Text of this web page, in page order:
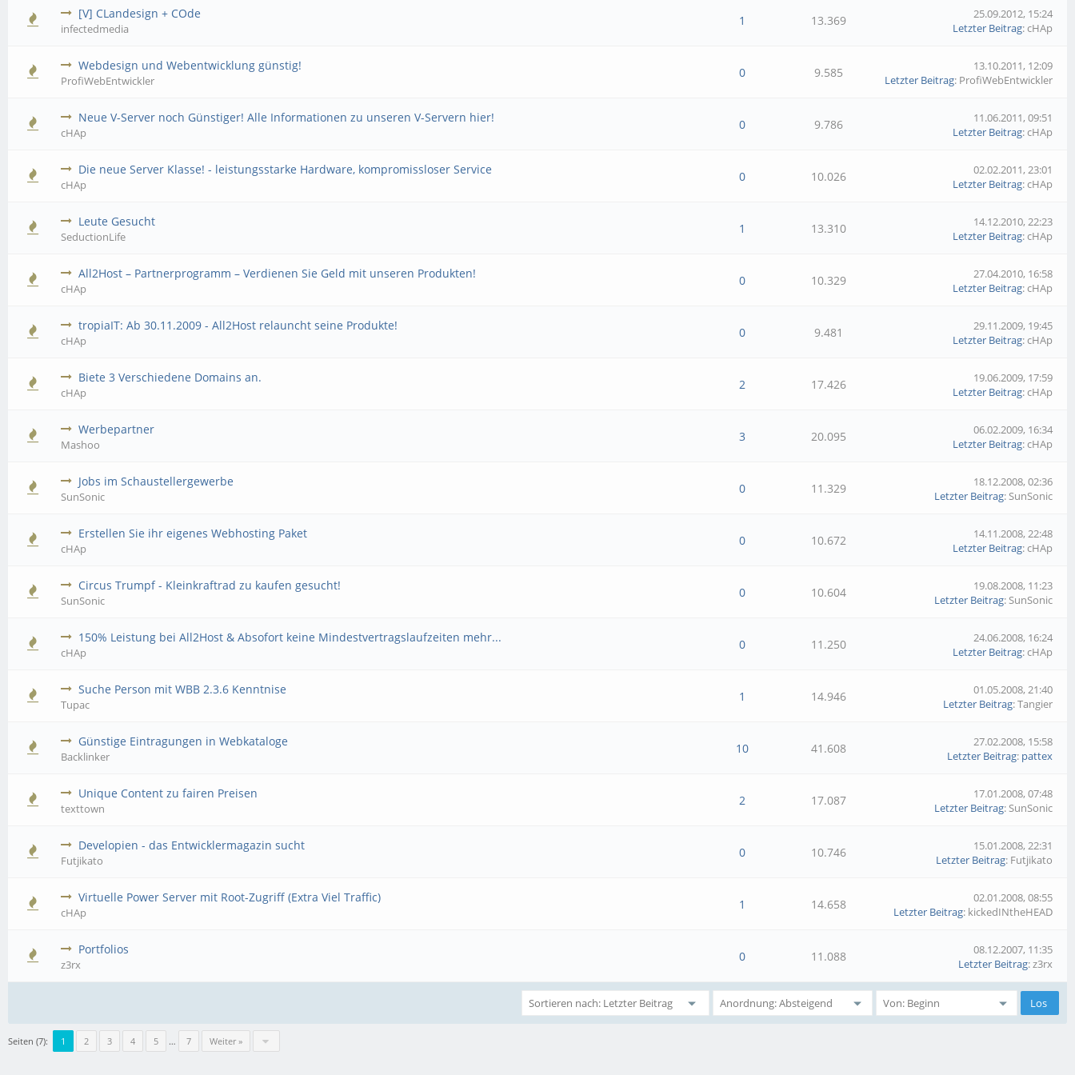
[V] CLandesign + COde
infectedmedia
1 13.369
25.09.2012, 15:24
Letzter Beitrag: cHAp
Webdesign und Webentwicklung günstig!
ProfiWebEntwickler
0 9.585
13.10.2011, 12:09
Letzter Beitrag: ProfiWebEntwickler
Neue V-Server noch Günstiger! Alle Informationen zu unseren V-Servern hier!
cHAp
0 9.786
11.06.2011, 09:51
Letzter Beitrag: cHAp
Die neue Server Klasse! - leistungsstarke Hardware, kompromissloser Service
cHAp
0 10.026
02.02.2011, 23:01
Letzter Beitrag: cHAp
Leute Gesucht
SeductionLife
1 13.310
14.12.2010, 22:23
Letzter Beitrag: cHAp
All2Host – Partnerprogramm – Verdienen Sie Geld mit unseren Produkten!
cHAp
0 10.329
27.04.2010, 16:58
Letzter Beitrag: cHAp
tropiaIT: Ab 30.11.2009 - All2Host relauncht seine Produkte!
cHAp
0 9.481
29.11.2009, 19:45
Letzter Beitrag: cHAp
Biete 3 Verschiedene Domains an.
cHAp
2 17.426
19.06.2009, 17:59
Letzter Beitrag: cHAp
Werbepartner
Mashoo
3 20.095
06.02.2009, 16:34
Letzter Beitrag: cHAp
Jobs im Schaustellergewerbe
SunSonic
0 11.329
18.12.2008, 02:36
Letzter Beitrag: SunSonic
Erstellen Sie ihr eigenes Webhosting Paket
cHAp
0 10.672
14.11.2008, 22:48
Letzter Beitrag: cHAp
Circus Trumpf - Kleinkraftrad zu kaufen gesucht!
SunSonic
0 10.604
19.08.2008, 11:23
Letzter Beitrag: SunSonic
150% Leistung bei All2Host & Absofort keine Mindestvertragslaufzeiten mehr...
cHAp
0 11.250
24.06.2008, 16:24
Letzter Beitrag: cHAp
Suche Person mit WBB 2.3.6 Kenntnise
Tupac
1 14.946
01.05.2008, 21:40
Letzter Beitrag: Tangier
Günstige Eintragungen in Webkataloge
Backlinker
10 41.608
27.02.2008, 15:58
Letzter Beitrag: pattex
Unique Content zu fairen Preisen
texttown
2 17.087
17.01.2008, 07:48
Letzter Beitrag: SunSonic
Developien - das Entwicklermagazin sucht
Futjikato
0 10.746
15.01.2008, 22:31
Letzter Beitrag: Futjikato
Virtuelle Power Server mit Root-Zugriff (Extra Viel Traffic)
cHAp
1 14.658
02.01.2008, 08:55
Letzter Beitrag: kickedINtheHEAD
Portfolios
z3rx
0 11.088
08.12.2007, 11:35
Letzter Beitrag: z3rx
Seiten (7): 1 2 3 4 5 … 7 Weiter »